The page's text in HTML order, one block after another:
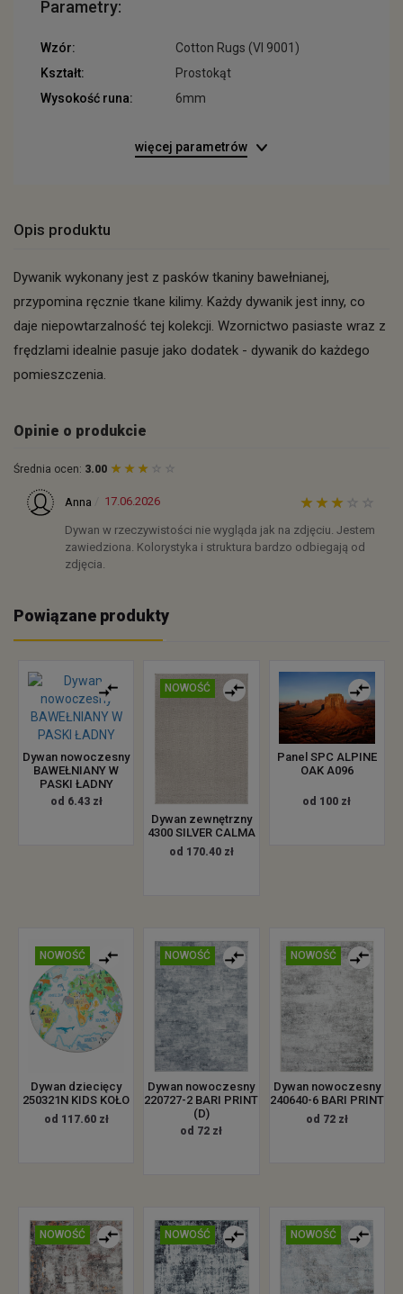
Parametry:
Wzór:
Cotton Rugs (VI 9001)
Kształt:
Prostokąt
Wysokość runa:
6mm
więcej parametrów
Opis produktu
Dywanik wykonany jest z pasków tkaniny bawełnianej,
przypomina ręcznie tkane kilimy. Każdy dywanik jest inny, co
daje niepowtarzalność tej kolekcji. Wzornictwo pasiaste wraz z
frędzlami idealnie pasuje jako dodatek - dywanik do każdego
pomieszczenia.
Opinie o produkcie
Średnia ocen: 3.00
Anna 17.06.2026
Dywan w rzeczywistości nie wygląda jak na zdjęciu. Jestem
zawiedziona. Kolorystyka i struktura bardzo odbiegają od
zdjęcia.
Powiązane produkty
Dywan nowoczesny
BAWEŁNIANY W
PASKI ŁADNY
od 6.43 zł
NOWOŚĆ
Dywan zewnętrzny
4300 SILVER CALMA
od 170.40 zł
Panel SPC ALPINE
OAK A096
od 100 zł
NOWOŚĆ
Dywan dziecięcy
250321N KIDS KOŁO
od 117.60 zł
NOWOŚĆ
Dywan nowoczesny
220727-2 BARI PRINT
(D)
od 72 zł
NOWOŚĆ
Dywan nowoczesny
240640-6 BARI PRINT
od 72 zł
NOWOŚĆ NOWOŚĆ NOWOŚĆ